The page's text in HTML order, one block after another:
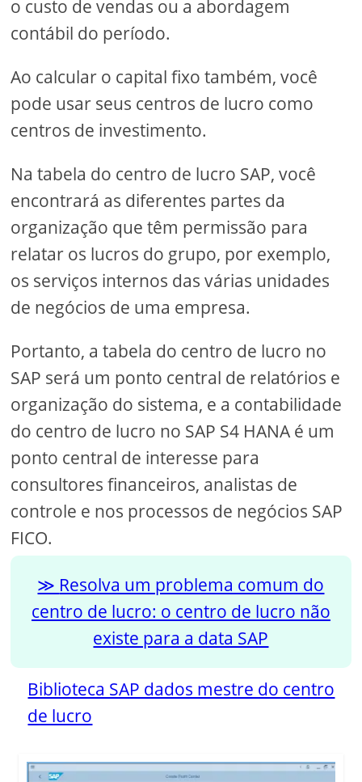
o custo de vendas ou a abordagem
contábil do período.
Ao calcular o capital fixo também, você
pode usar seus centros de lucro como
centros de investimento.
Na tabela do centro de lucro SAP, você
encontrará as diferentes partes da
organização que têm permissão para
relatar os lucros do grupo, por exemplo,
os serviços internos das várias unidades
de negócios de uma empresa.
Portanto, a tabela do centro de lucro no
SAP será um ponto central de relatórios e
organização do sistema, e a contabilidade
do centro de lucro no SAP S4 HANA é um
ponto central de interesse para
consultores financeiros, analistas de
controle e nos processos de negócios SAP
FICO.
Resolva um problema comum do
centro de lucro: o centro de lucro não
existe para a data SAP
Biblioteca SAP dados mestre do centro
de lucro